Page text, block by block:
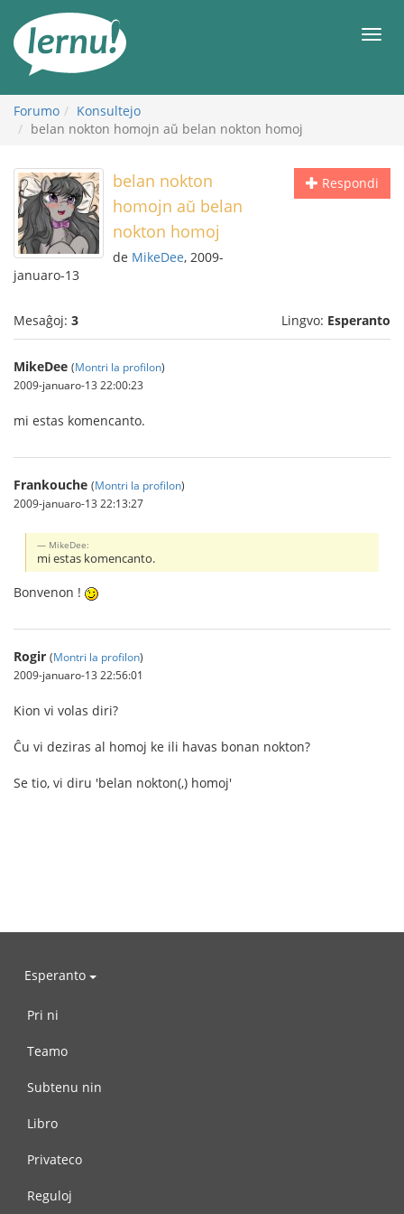
enhavo
Forumo
Konsultejo
belan nokton homojn aŭ belan nokton homoj
Respondi
belan nokton
homojn aŭ belan
nokton homoj
de MikeDee, 2009-
januaro-13
Mesaĝoj: 3 Lingvo: Esperanto
MikeDee (Montri la profilon)
2009-januaro-13 22:00:23
mi estas komencanto.
Frankouche (Montri la profilon)
2009-januaro-13 22:13:27
MikeDee:
mi estas komencanto.
Bonvenon !
Rogir (Montri la profilon)
2009-januaro-13 22:56:01
Kion vi volas diri?
Ĉu vi deziras al homoj ke ili havas bonan nokton?
Se tio, vi diru 'belan nokton(,) homoj'
Esperanto
Pri ni
Teamo
Subtenu nin
Libro
Privateco
Reguloj